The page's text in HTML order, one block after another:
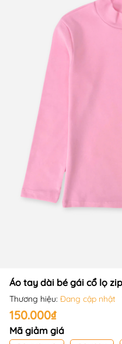
Áo tay dài bé gái cổ lọ
Thương hiệu: Đang cập nhật
150.000₫
Mã giảm giá